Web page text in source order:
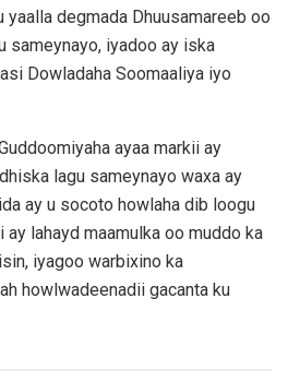
yaalla degmada Dhuusamareeb oo
sameynayo, iyadoo ay iska
Dowladaha Soomaaliya iyo
ayaa markii ay
lagu sameynayo waxa ay
ay u socoto howlaha dib loogu
lahayd maamulka oo muddo ka
iyagoo warbixino ka
howlwadeenadii gacanta ku